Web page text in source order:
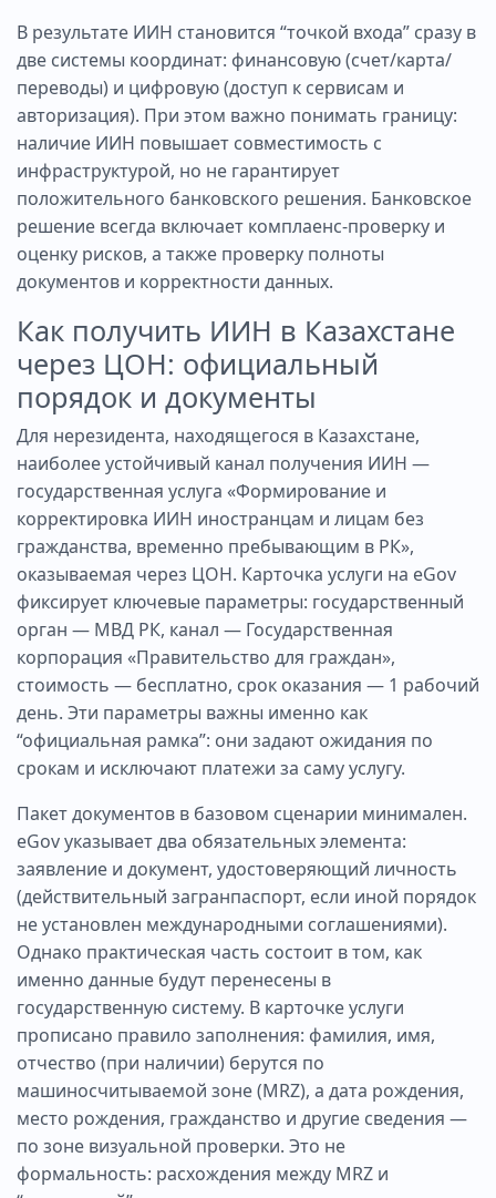
В результате ИИН становится “точкой входа” сразу в
две системы координат: финансовую (счет/карта/
переводы) и цифровую (доступ к сервисам и
авторизация). При этом важно понимать границу:
наличие ИИН повышает совместимость с
инфраструктурой, но не гарантирует
положительного банковского решения. Банковское
решение всегда включает комплаенс-проверку и
оценку рисков, а также проверку полноты
документов и корректности данных.
Как получить ИИН в Казахстане
через ЦОН: официальный
порядок и документы
Для нерезидента, находящегося в Казахстане,
наиболее устойчивый канал получения ИИН —
государственная услуга «Формирование и
корректировка ИИН иностранцам и лицам без
гражданства, временно пребывающим в РК»,
оказываемая через ЦОН. Карточка услуги на eGov
фиксирует ключевые параметры: государственный
орган — МВД РК, канал — Государственная
корпорация «Правительство для граждан»,
стоимость — бесплатно, срок оказания — 1 рабочий
день. Эти параметры важны именно как
“официальная рамка”: они задают ожидания по
срокам и исключают платежи за саму услугу.
Пакет документов в базовом сценарии минимален.
eGov указывает два обязательных элемента:
заявление и документ, удостоверяющий личность
(действительный загранпаспорт, если иной порядок
не установлен международными соглашениями).
Однако практическая часть состоит в том, как
именно данные будут перенесены в
государственную систему. В карточке услуги
прописано правило заполнения: фамилия, имя,
отчество (при наличии) берутся по
машиносчитываемой зоне (MRZ), а дата рождения,
место рождения, гражданство и другие сведения —
по зоне визуальной проверки. Это не
формальность: расхождения между MRZ и